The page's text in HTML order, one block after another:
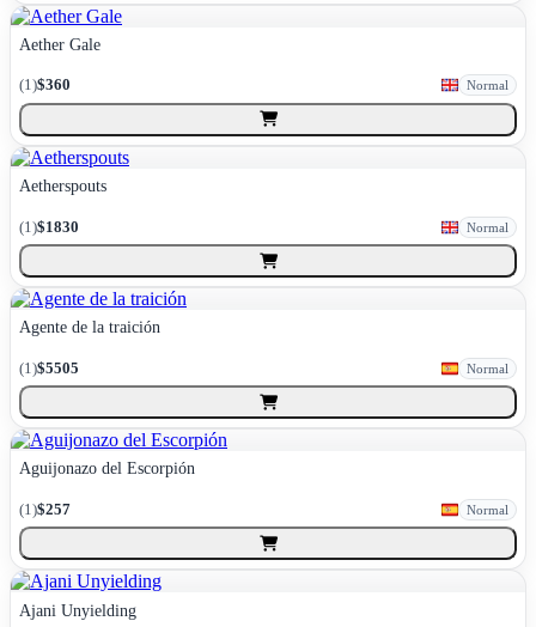
Aether Gale
(1)$360 Normal
Aetherspouts
(1)$1830 Normal
Agente de la traición
(1)$5505 Normal
Aguijonazo del Escorpión
(1)$257 Normal
Ajani Unyielding